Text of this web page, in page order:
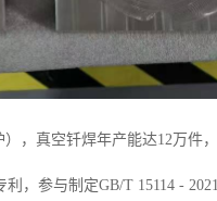
，真空钎焊年产能达12万件
，参与制定GB/T 15114 -